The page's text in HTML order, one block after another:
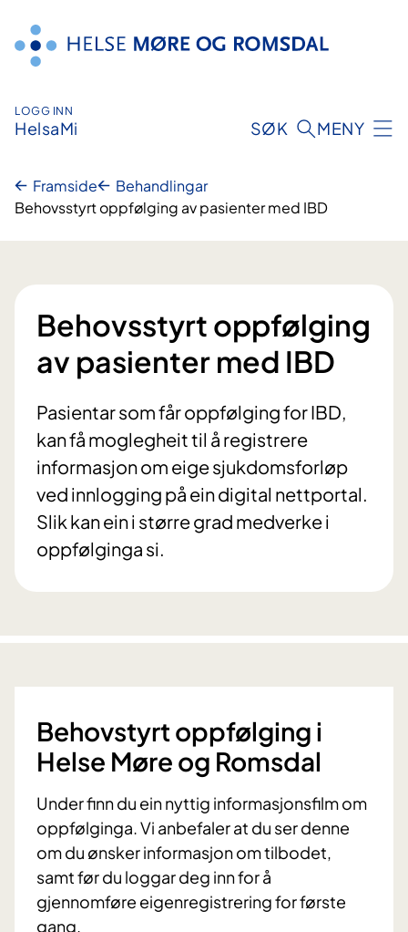
innhald
LOGG INN
HelsaMi SØK MENY
Framside
Behandlingar
Behovsstyrt oppfølging av pasienter med IBD
Behovsstyrt oppfølging
av pasienter med IBD
Pasientar som får oppfølging for IBD,
kan få moglegheit til å registrere
informasjon om eige sjukdomsforløp
ved innlogging på ein digital nettportal.
Slik kan ein i større grad medverke i
oppfølginga si.
Behovstyrt oppfølging i
Helse Møre og Romsdal
Under finn du ein nyttig informasjonsfilm om
oppfølginga. Vi anbefaler at du ser denne
om du ønsker informasjon om tilbodet,
samt før du loggar deg inn for å
gjennomføre eigenregistrering for første
gang.